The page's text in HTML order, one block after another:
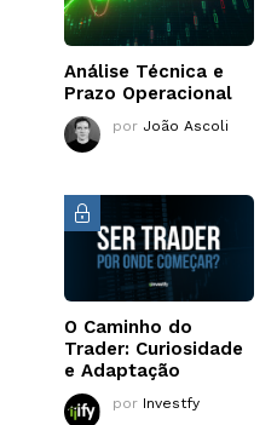
Análise Técnica e
Prazo Operacional
por João Ascoli
O Caminho do
Trader: Curiosidade
e Adaptação
por Investfy